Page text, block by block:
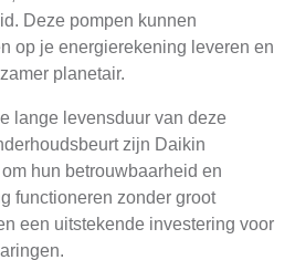
Deze pompen kunnen
op je energierekening leveren en
planetair.
lange levensduur van deze
zijn Daikin
hun betrouwbaarheid en
functioneren zonder groot
een uitstekende investering voor